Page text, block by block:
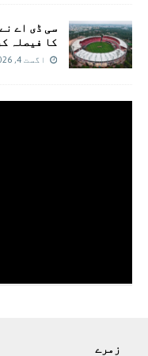
سی ڈی اے
کا فیصلہ
اگست 4, 2026
زمرے